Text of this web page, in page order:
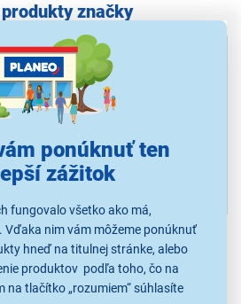
ponúknuť ten
zážitok
fungovalo všetko ako má,
Vďaka nim vám môžeme ponúknuť
hneď na titulnej stránke, alebo
produktov podľa toho, čo na
na tlačítko „rozumiem“ súhlasíte
značky
4 Matte
239,00 €
Buds
Fit -
229,90 €
produkty značky...